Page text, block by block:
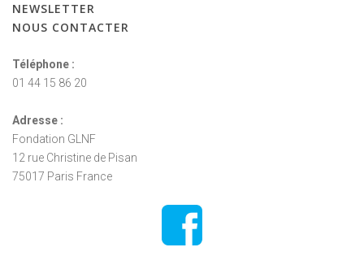
NEWSLETTER
NOUS CONTACTER
Téléphone :
01 44 15 86 20
Adresse :
Fondation GLNF
12 rue Christine de Pisan
75017 Paris France